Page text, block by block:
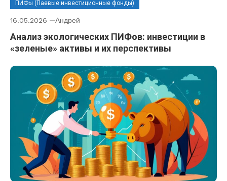
ПИФы (Паевые инвестиционные фонды)
16.05.2026 Андрей
Анализ экологических ПИФов: инвестиции в
«зеленые» активы и их перспективы